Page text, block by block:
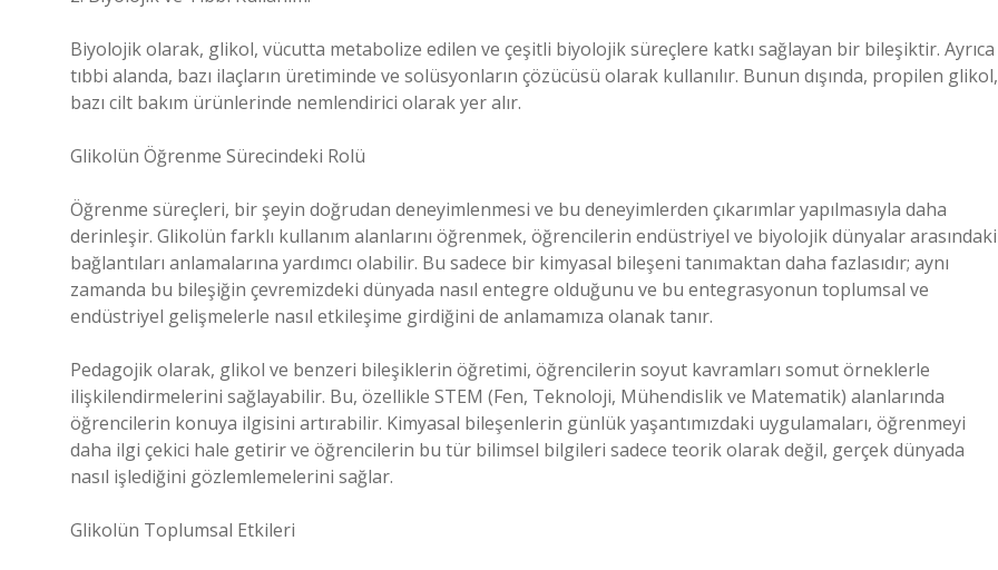
Biyolojik olarak, glikol, vücutta metabolize edilen ve çeşitli biyolojik süreçlere katkı sağlayan bir bileşiktir. Ayrıca
tıbbi alanda, bazı ilaçların üretiminde ve solüsyonların çözücüsü olarak kullanılır. Bunun dışında, propilen glikol,
bazı cilt bakım ürünlerinde nemlendirici olarak yer alır.
Glikolün Öğrenme Sürecindeki Rolü
Öğrenme süreçleri, bir şeyin doğrudan deneyimlenmesi ve bu deneyimlerden çıkarımlar yapılmasıyla daha
derinleşir. Glikolün farklı kullanım alanlarını öğrenmek, öğrencilerin endüstriyel ve biyolojik dünyalar arasındaki
bağlantıları anlamalarına yardımcı olabilir. Bu sadece bir kimyasal bileşeni tanımaktan daha fazlasıdır; aynı
zamanda bu bileşiğin çevremizdeki dünyada nasıl entegre olduğunu ve bu entegrasyonun toplumsal ve
endüstriyel gelişmelerle nasıl etkileşime girdiğini de anlamamıza olanak tanır.
Pedagojik olarak, glikol ve benzeri bileşiklerin öğretimi, öğrencilerin soyut kavramları somut örneklerle
ilişkilendirmelerini sağlayabilir. Bu, özellikle STEM (Fen, Teknoloji, Mühendislik ve Matematik) alanlarında
öğrencilerin konuya ilgisini artırabilir. Kimyasal bileşenlerin günlük yaşantımızdaki uygulamaları, öğrenmeyi
daha ilgi çekici hale getirir ve öğrencilerin bu tür bilimsel bilgileri sadece teorik olarak değil, gerçek dünyada
nasıl işlediğini gözlemlemelerini sağlar.
Glikolün Toplumsal Etkileri